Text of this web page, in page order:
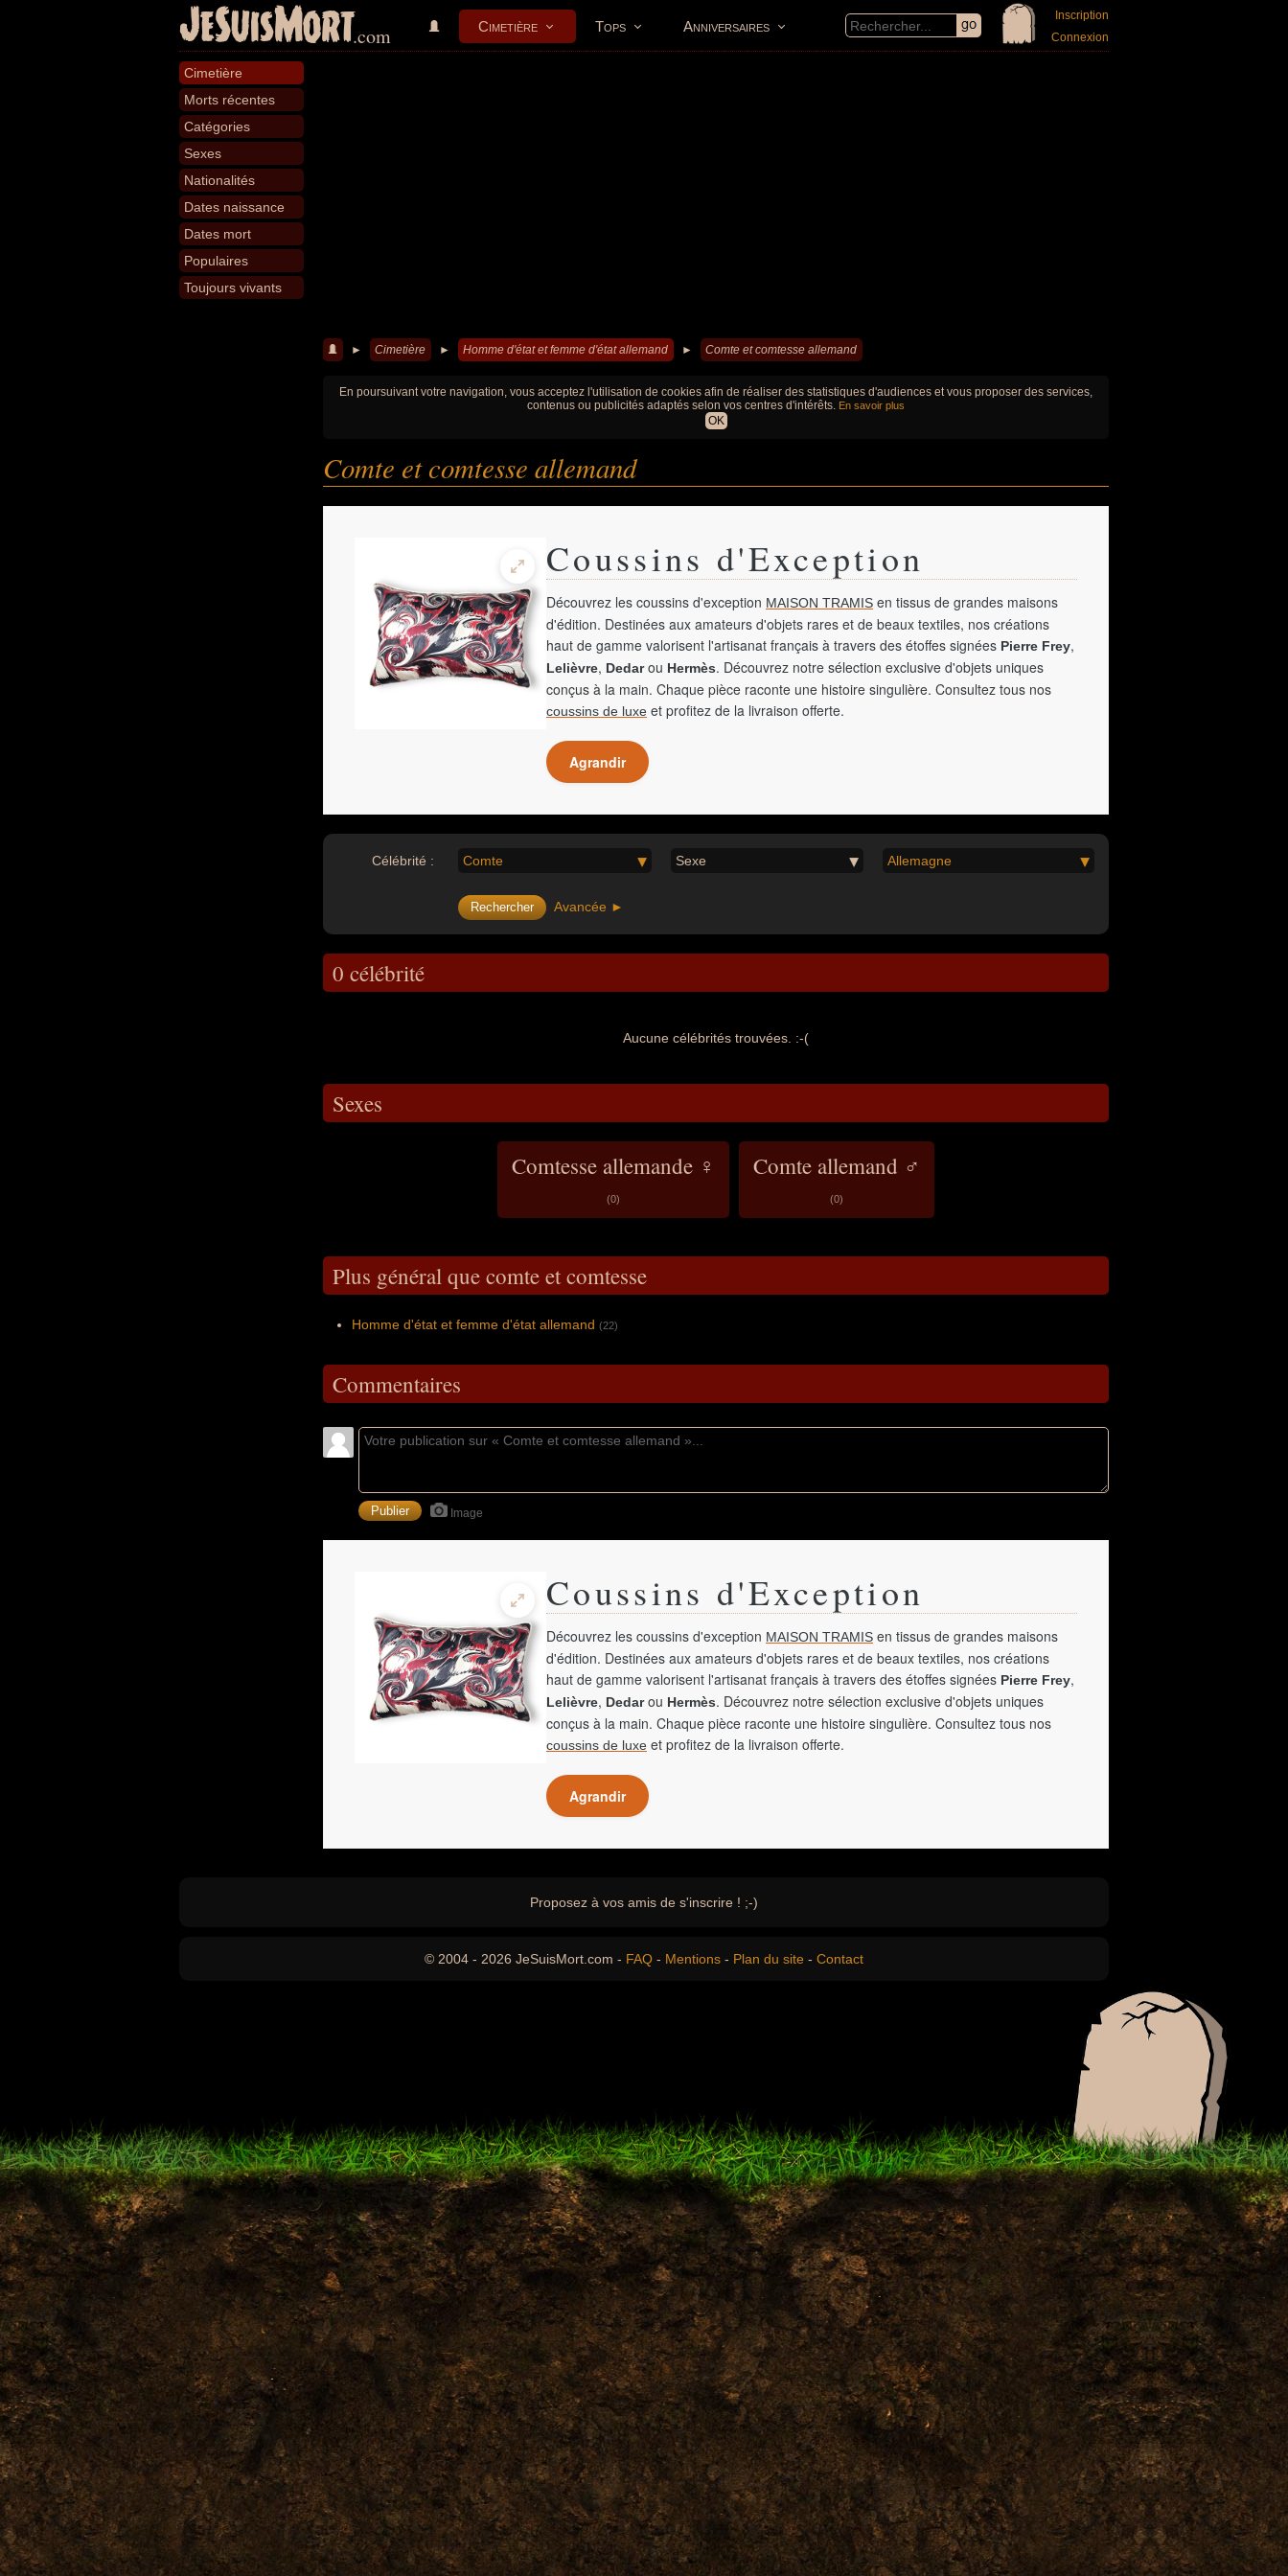
JeSuisMort.com Cimetière Tops Anniversaires
Inscription
Connexion
Cimetière
Morts récentes
Catégories
Sexes
Nationalités
Dates naissance
Dates mort
Populaires
Toujours vivants
► Cimetière ► Homme d'état et femme d'état allemand ► Comte et comtesse allemand
En poursuivant votre navigation, vous acceptez l'utilisation de cookies afin de réaliser des statistiques d'audiences et vous proposer des services,
contenus ou publicités adaptés selon vos centres d'intérêts. En savoir plus
OK
Comte et comtesse allemand
Coussins d'Exception
Découvrez les coussins d'exception MAISON TRAMIS en tissus de grandes maisons
d'édition. Destinées aux amateurs d'objets rares et de beaux textiles, nos créations
haut de gamme valorisent l'artisanat français à travers des étoffes signées Pierre Frey,
Lelièvre, Dedarou Hermès. Découvrez notre sélection exclusive d'objets uniques
conçus à la main. Chaque pièce raconte une histoire singulière. Consultez tous nos
coussins de luxe et profitez de la livraison offerte.
Agrandir
Célébrité : Comte Sexe Allemagne
Avancée ►
0 célébrité
Aucune célébrités trouvées. :-(
Sexes
Comtesse allemande ♀
(0)
Comte allemand ♂
(0)
Plus général que comte et comtesse
Homme d'état et femme d'état allemand (22)
Commentaires
Image
Coussins d'Exception
Découvrez les coussins d'exception MAISON TRAMIS en tissus de grandes maisons
d'édition. Destinées aux amateurs d'objets rares et de beaux textiles, nos créations
haut de gamme valorisent l'artisanat français à travers des étoffes signées Pierre Frey,
Lelièvre, Dedarou Hermès. Découvrez notre sélection exclusive d'objets uniques
conçus à la main. Chaque pièce raconte une histoire singulière. Consultez tous nos
coussins de luxe et profitez de la livraison offerte.
Agrandir
Proposez à vos amis de s'inscrire ! ;-)
© 2004 - 2026 JeSuisMort.com - FAQ - Mentions - Plan du site - Contact